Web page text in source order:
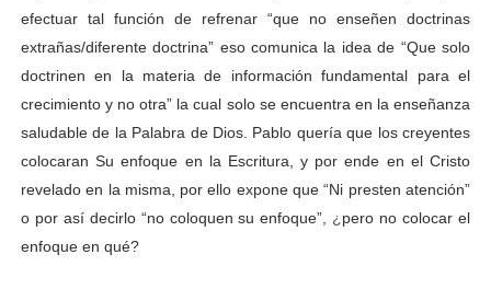
efectuar tal función de refrenar “que no enseñen doctrinas
extrañas/diferente doctrina” eso comunica la idea de “Que solo
doctrinen en la materia de información fundamental para el
crecimiento y no otra” la cual solo se encuentra en la enseñanza
saludable de la Palabra de Dios. Pablo quería que los creyentes
colocaran Su enfoque en la Escritura, y por ende en el Cristo
revelado en la misma, por ello expone que “Ni presten atención”
o por así decirlo “no coloquen su enfoque”, ¿ pero no colocar el
enfoque en qué?